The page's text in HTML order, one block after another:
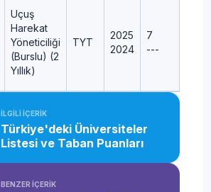
Uçuş
Harekat
Yöneticiliği
(Burslu) (2
Yıllık)
TYT
2025
2024
7
---
İLGİLİ İÇERİK
Türkiye'deki Üniversiteler
Listesi ve Taban Puanları
BENZER İÇERİK